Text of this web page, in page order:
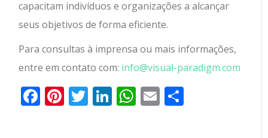
capacitam indivíduos e organizações a alcançar
seus objetivos de forma eficiente.
Para consultas à imprensa ou mais informações,
entre em contato com: info@visual-paradigm.com
Facebook
Pinterest
Twitter
LinkedIn
WhatsApp
Email